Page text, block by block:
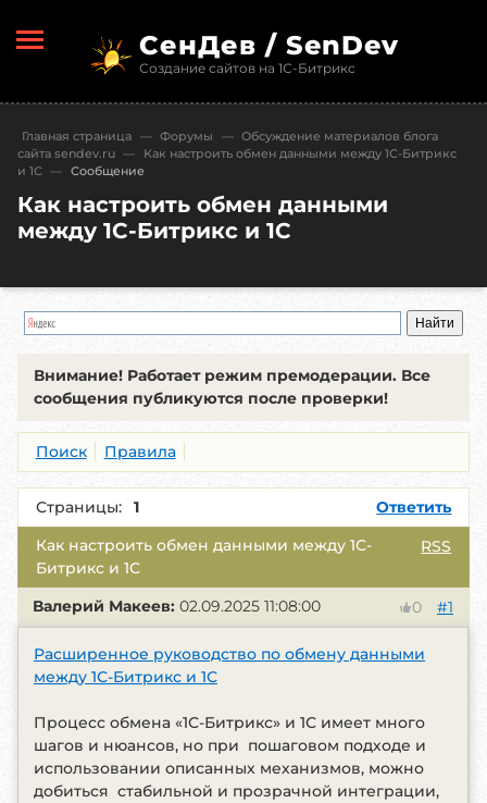
СенДев / SenDev
Создание сайтов на 1С-Битрикс
Главная страница — Форумы — Обсуждение материалов блога
сайта sendev.ru —
Как настроить обмен данными между 1С-Битрикс
и 1С — Сообщение
Как настроить обмен данными
между 1С-Битрикс и 1С
Внимание! Работает режим премодерации. Все
сообщения публикуются после проверки!
Поиск Правила
Страницы: 1
Ответить
RSS
Как настроить обмен данными между 1С-
Битрикс и 1С
#1
0
Валерий Макеев: 02.09.2025 11:08:00
Расширенное руководство по обмену данными
между 1С-Битрикс и 1С
Процесс обмена «1С-Битрикс» и 1С имеет много
шагов и нюансов, но при пошаговом подходе и
использовании описанных механизмов, можно
добиться стабильной и прозрачной интеграции,